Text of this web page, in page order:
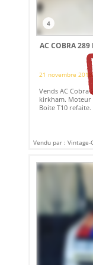
4
AC COBRA 289
21 novembre 2018
Vends AC Cobra
kirkham. Moteur
Boite T10 refaite.
Vendu par : Vintage-